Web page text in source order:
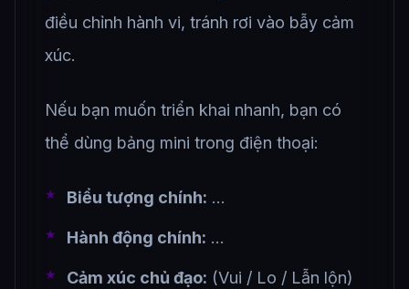
điều chỉnh hành vi, tránh rơi vào bẫy cảm
xúc.
Nếu bạn muốn triển khai nhanh, bạn có
thể dùng bảng mini trong điện thoại:
Biểu tượng chính: …
Hành động chính: …
Cảm xúc chủ đạo: (Vui / Lo / Lẫn lộn)